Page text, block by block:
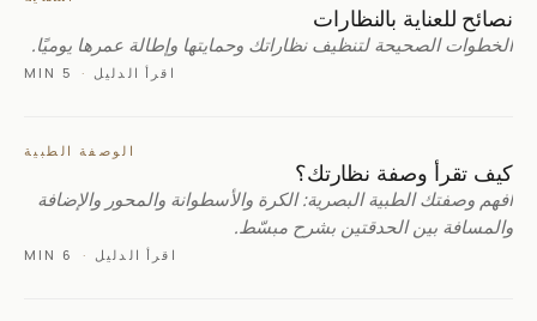
نصائح للعناية بالنظارات
الخطوات الصحيحة لتنظيف نظاراتك وحمايتها وإطالة عمرها يوميًا.
اقرأ الدليل ·
5 MIN
الوصفة الطبية
كيف تقرأ وصفة نظارتك؟
افهم وصفتك الطبية البصرية: الكرة والأسطوانة والمحور والإضافة
والمسافة بين الحدقتين بشرح مبسّط.
اقرأ الدليل ·
6 MIN